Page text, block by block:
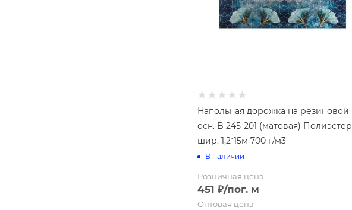
Напольная дорожка на резиновой
осн. B 245-201 (матовая) Полиэстер
шир. 1,2*15м 700 г/м3
В наличии
Розничная цена
451 ₽/пог. м
Оптовая цена
Грабли
Мётлы